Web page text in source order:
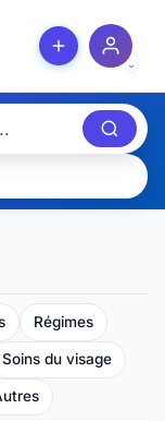
Régimes
Soins du visage